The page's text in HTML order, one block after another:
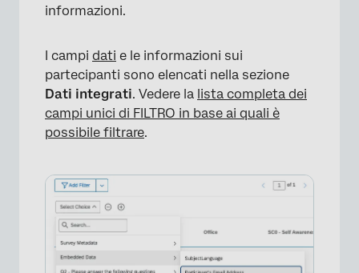
×
informazioni.
I campi dati e le informazioni sui
partecipanti sono elencati nella sezione
Dati integrati. Vedere la lista completa dei
campi unici di FILTRO in base ai quali è
possibile filtrare.